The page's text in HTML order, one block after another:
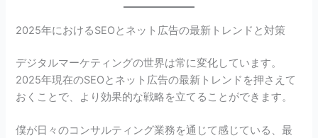
2025年におけるSEOとネット広告の最新トレンドと対策
デジタルマーケティングの世界は常に変化しています。
2025年現在のSEOとネット広告の最新トレンドを押さえて
おくことで、より効果的な戦略を立てることができます。
僕が日々のコンサルティング業務を通じて感じている、最